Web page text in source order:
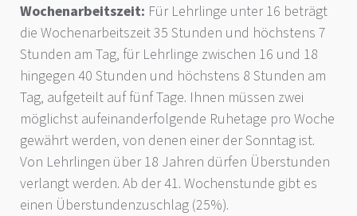
Wochenarbeitszeit: Für Lehrlinge unter 16 beträgt
die Wochenarbeitszeit 35 Stunden und höchstens 7
Stunden am Tag, für Lehrlinge zwischen 16 und 18
hingegen 40 Stunden und höchstens 8 Stunden am
Tag, aufgeteilt auf fünf Tage. Ihnen müssen zwei
möglichst aufeinanderfolgende Ruhetage pro Woche
gewährt werden, von denen einer der Sonntag ist.
Von Lehrlingen über 18 Jahren dürfen Überstunden
verlangt werden. Ab der 41. Wochenstunde gibt es
einen Überstundenzuschlag (25%).